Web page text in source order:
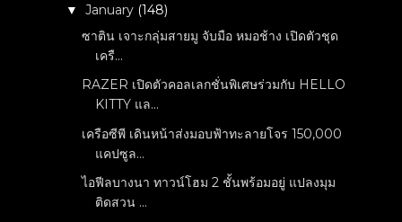
▼January (148)
ซาติน เจาะกลุ่มสายมู จับมือ หมอช้าง เปิดตัวชุด
เครื...
RAZER เปิดตัวคอลเลกชั่นพิเศษร่วมกับ HELLO
KITTY แล...
เครือซีพี เดินหน้าส่งมอบฟ้าทะลายโจร 150,000
แคปซูล...
ไอฟีลบางนา ทาวน์โฮม 2 ชั้นพร้อมอยู่ แปลงมุม
ติดสวน ...